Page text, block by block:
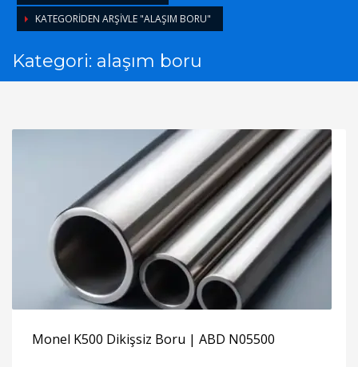
KATEGORIDEN ARŞIVLE "ALAŞIM BORU"
Kategori: alaşım boru
Monel K500 Dikişsiz Boru | ABD N05500